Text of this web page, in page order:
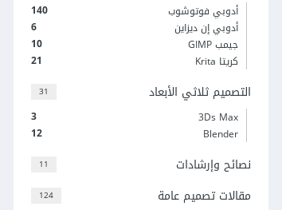
140
أدوبي فوتوشوب
6
أدوبي إن ديزاين
10
جيمب GIMP
21
كريتا Krita
31 التصميم ثلاثي الأبعاد
3
3Ds Max
12
Blender
11 نصائح وإرشادات
124
مقالات تصميم عامة